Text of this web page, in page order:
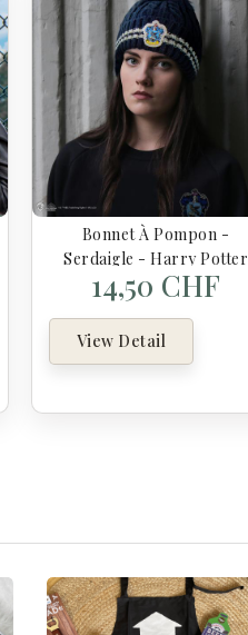
Bonnet À Pompon -
Serdaigle - Harry Potter
14,50 CHF
View Detail